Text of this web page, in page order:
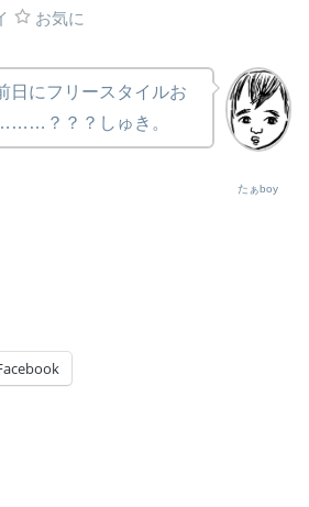
お気に
たぁboy
日にフリースタイルお
？？？しゅき。